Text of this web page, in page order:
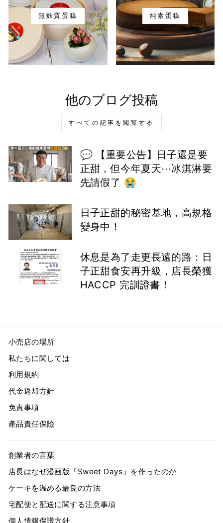
無麩質蛋糕 純素蛋糕
他のブログ投稿
すべての記事を閲覧する
💬 【重要公告】日子還是要
正甜，但今年夏天⋯冰淇淋要
先請假了 😭
日子正甜的秘密基地，高規格
變身中！
休息是為了走更長遠的路：日
子正甜食安再升級，店長榮獲
HACCP 完訓證書！
小売店の場所
私たちに関しては
利用規約
代金返却方針
免責事項
產品責任保險
創業者の言葉
店長はなぜ漫画版『Sweet Days』を作ったのか
ケーキを温める最良の方法
宅配便と配送に関する注意事項
個人情報保護方針